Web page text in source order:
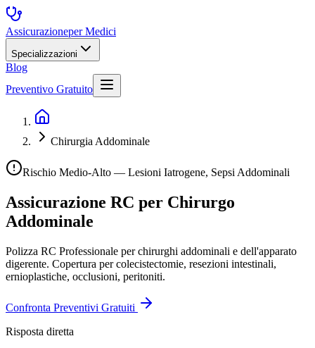
Assicurazioneper Medici
Specializzazioni
Blog
Preventivo Gratuito
Chirurgia Addominale
Rischio Medio-Alto — Lesioni Iatrogene, Sepsi Addominali
Assicurazione RC per Chirurgo
Addominale
Polizza RC Professionale per chirurghi addominali e dell'apparato
digerente. Copertura per colecistectomie, resezioni intestinali,
ernioplastiche, occlusioni, peritoniti.
Confronta Preventivi Gratuiti
Risposta diretta